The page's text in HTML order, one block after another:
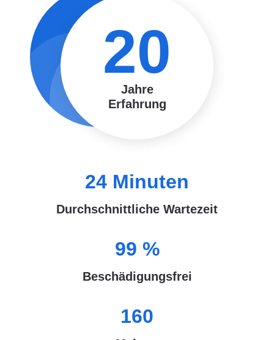
20
Jahre
Erfahrung
24 Minuten
Durchschnittliche Wartezeit
99 %
Beschädigungsfrei
160